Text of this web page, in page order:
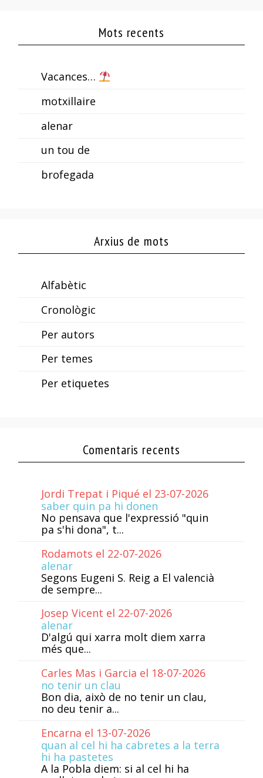
Mots recents
Vacances…
motxillaire
alenar
un tou de
brofegada
Arxius de mots
Alfabètic
Cronològic
Per autors
Per temes
Per etiquetes
Comentaris recents
Jordi Trepat i Piqué el 23-07-2026
saber quin pa hi donen
No pensava que l'expressió "quin
pa s'hi dona", t...
Rodamots el 22-07-2026
alenar
Segons Eugeni S. Reig a El valencià
de sempre...
Josep Vicent el 22-07-2026
alenar
D'algú qui xarra molt diem xarra
més que...
Carles Mas i Garcia el 18-07-2026
no tenir un clau
Bon dia, això de no tenir un clau,
no deu tenir a...
Encarna el 13-07-2026
quan al cel hi ha cabretes a la terra
hi ha pastetes
A la Pobla diem: si al cel hi ha